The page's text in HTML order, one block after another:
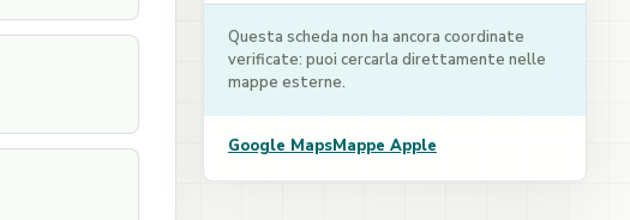
Questa scheda non ha ancora coordinate
verificate: puoi cercarla direttamente nelle
mappe esterne.
Google MapsMappe Apple